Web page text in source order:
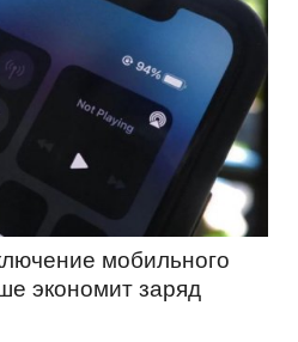
мобильного
экономит заряд